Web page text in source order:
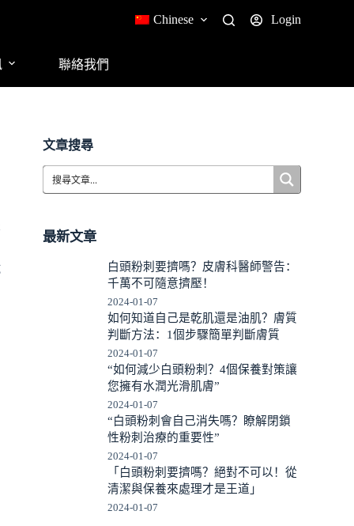
Chinese Login
聯絡我們
文章搜尋
最新文章
白頭粉刺要擠嗎？皮膚科醫師警告：
千萬不可隨意擠壓！
2024-01-07
如何知道自己是乾肌還是油肌？膚質
判斷方法：1個步驟簡單判斷膚質
2024-01-07
“如何減少白頭粉刺？4個保養對策讓
您擁有水潤光滑肌膚”
2024-01-07
“白頭粉刺會自己消失嗎？瞭解閉鎖
性粉刺治療的重要性”
2024-01-07
「白頭粉刺要擠嗎？絕對不可以！從
清潔與保養來處理才是王道」
2024-01-07